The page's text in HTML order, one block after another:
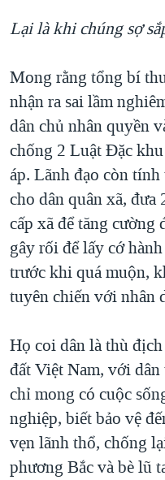
Lại là khi chúng sợ
Mong rằng tổng bí
nhận ra sai lầm
dân chủ nhân quyền
chống 2 Luật Đặc
áp. Lãnh đạo còn
cho dân quân xã,
cấp xã để tăng cường
gây rối để lấy cớ
trước khi quá muộn,
tuyên chiến với nhân
Họ coi dân là thù
đất Việt Nam, với
chỉ mong có cuộc
nghiệp, biết bảo vệ
vẹn lãnh thổ, chống
phương Bắc và bè lũ